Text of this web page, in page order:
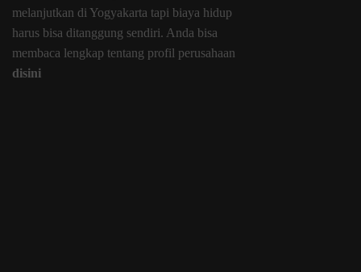
melanjutkan di Yogyakarta tapi biaya hidup
harus bisa ditanggung sendiri. Anda bisa
membaca lengkap tentang profil perusahaan
disini